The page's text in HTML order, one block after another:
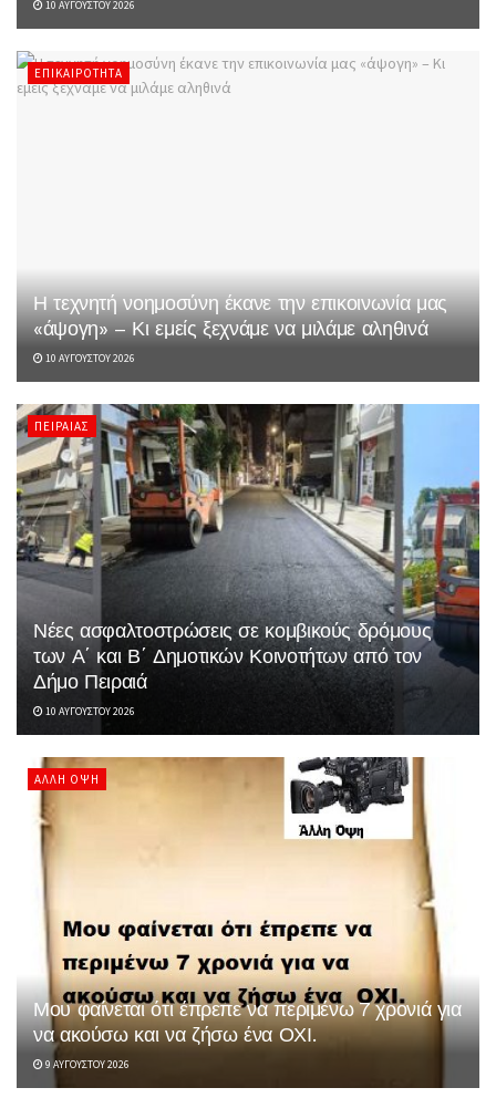
10 ΑΥΓΟΎΣΤΟΥ 2026
ΕΠΙΚΑΙΡΌΤΗΤΑ
Η τεχνητή νοημοσύνη έκανε την επικοινωνία μας
«άψογη» – Κι εμείς ξεχνάμε να μιλάμε αληθινά
10 ΑΥΓΟΎΣΤΟΥ 2026
ΠΕΙΡΑΙΆΣ
Νέες ασφαλτοστρώσεις σε κομβικούς δρόμους
των Α΄ και Β΄ Δημοτικών Κοινοτήτων από τον
Δήμο Πειραιά
10 ΑΥΓΟΎΣΤΟΥ 2026
ΆΛΛΗ ΌΨΗ
Μου φαίνεται ότι έπρεπε να περιμένω 7 χρονιά για
να ακούσω και να ζήσω ένα ΟΧΙ.
9 ΑΥΓΟΎΣΤΟΥ 2026